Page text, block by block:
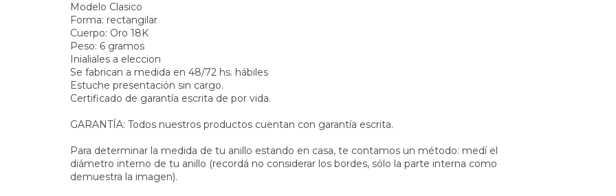
Modelo Clasico
Forma: rectangilar
Cuerpo: Oro 18K
Peso: 6 gramos
Inialiales a eleccion
Se fabrican a medida en 48/72 hs. hábiles
Estuche presentación sin cargo.
Certificado de garantía escrita de por vida.
GARANTÍA: Todos nuestros productos cuentan con garantía escrita.
Para determinar la medida de tu anillo estando en casa, te contamos un método: medí el
diámetro interno de tu anillo (recordá no considerar los bordes, sólo la parte interna como
demuestra la imagen).